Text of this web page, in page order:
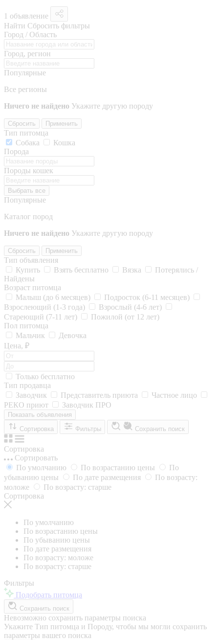
1 объявление
Найти Сбросить фильтры
Город / Область
Город, регион
Популярные
Все регионы
Ничего не найдено Укажите другую породу
Сбросить Применить
Тип питомца
Собака
Кошка
Порода
Породы кошек
Выбрать все
Популярные
Каталог пород
Ничего не найдено Укажите другую породу
Сбросить Применить
Тип объявления
Купить
Взять бесплатно Вязка
Потерялись /
Найдены
Возраст питомца
Малыш (до 6 месяцев)
Подросток (6-11 месяцев)
Взрослеющий (1-3 года)
Взрослый (4-6 лет)
Стареющий (7-11 лет)
Пожилой (от 12 лет)
Пол питомца
Мальчик
Девочка
Цена, ₽
Только бесплатно
Тип продавца
Заводчик
Представитель приюта
Частное лицо
РЕКО приют
Заводчик ПРО
Показать объявления
Сортировка
Фильтры Сохранить поиск
Сортировка
Сортировать
По умолчанию
По возрастанию цены
По
убыванию цены
По дате размещения
По возрасту:
моложе
По возрасту: старше
Сортировка
По умолчанию
По возрастанию цены
По убыванию цены
По дате размещения
По возрасту: моложе
По возрасту: старше
Фильтры
Подобрать питомца
Сохранить поиск
Невозможно сохранить параметры поиска
Укажите Тип питомца и Породу, чтобы мы могли сохранить
параметры вашего поиска